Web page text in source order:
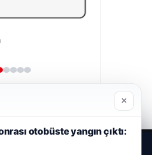
×
otobüste yangın çıktı: